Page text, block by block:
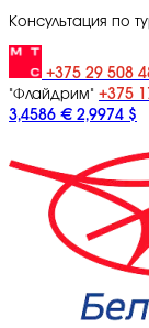
Консультация по
+375 29 508
"Флайдрим" +375
3,4586 € 2,9974 $